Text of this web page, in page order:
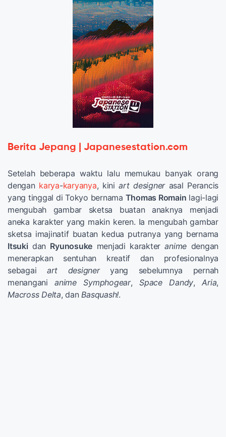
Berita Jepang | Japanesestation.com
Setelah beberapa waktu lalu memukau banyak orang
dengan karya-karyanya, kiniart designerasal Perancis
yang tinggal di Tokyo bernama Thomas Romain lagi-lagi
mengubah gambar sketsa buatan anaknya menjadi
aneka karakter yang makin keren. Ia mengubah gambar
sketsa imajinatif buatan kedua putranya yang bernama
Itsuki dan Ryunosuke menjadi karakteranime dengan
menerapkan sentuhan kreatif dan profesionalnya
sebagai art designeryang sebelumnya pernah
menanganianime Symphogear,Space Dandy,Aria,
Macross Delta, dan Basquash!.